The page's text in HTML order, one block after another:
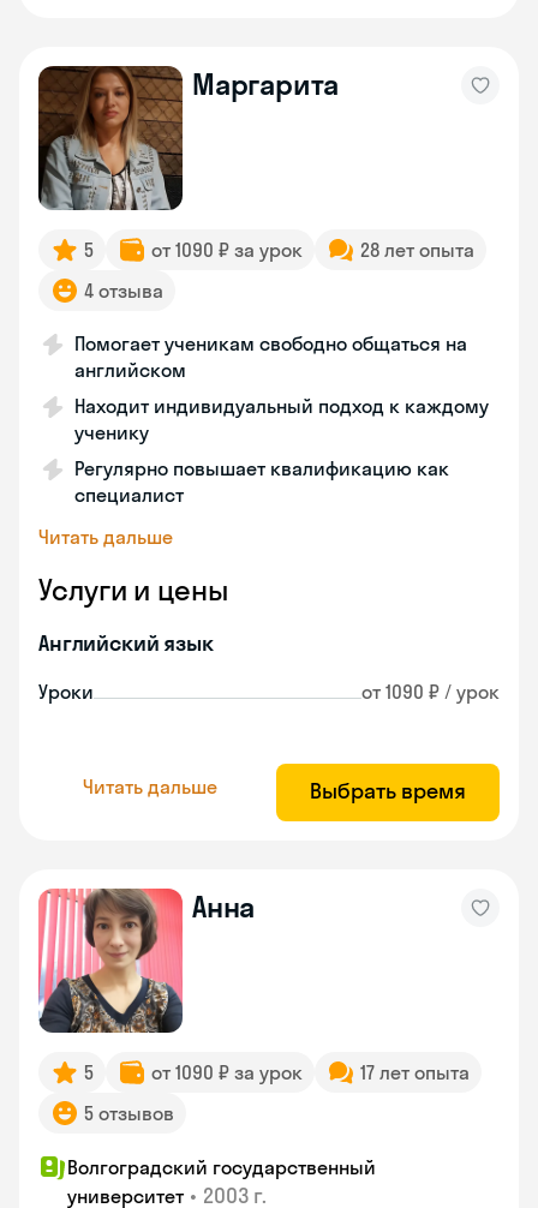
Маргарита
5 от 1090 ₽ за урок
28 лет опыта
4 отзыва
Помогает ученикам свободно общаться на
английском
Находит индивидуальный подход к каждому
ученику
Регулярно повышает квалификацию как
специалист
Читать дальше
Услуги и цены
Английский язык
Уроки от 1090 ₽ / урок
Читать дальше Выбрать время
Анна
5 от 1090 ₽ за урок
17 лет опыта
5 отзывов
Волгоградский государственный
университет • 2003 г.